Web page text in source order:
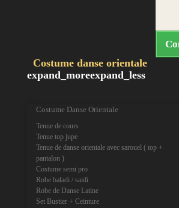
Costume danse orientale
expand_moreexpand_less
Costume Danse Orientale
Tenue de cours
Tenue top jupe
Tenue de danse orientale avec sarouel ( top +
pantalon )
Costume semi pro
Robe baladi / saidi
Robe de Danse Latine
Set Bustier + Ceinture